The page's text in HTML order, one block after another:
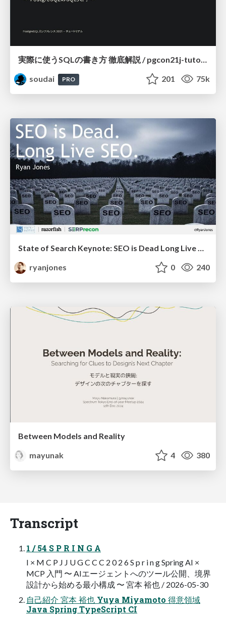
実際に使うSQLの書き方 徹底解説 / pgcon21j-tutorial
soudai
PRO 201 75k
State of Search Keynote: SEO is Dead Long Live SEO
ryanjones
0 240
Between Models and Reality
mayunak
4 380
Transcript
1 / 54 S P R I N G A
I × M C P J J U G C C C 2 0 2 6 S p r i n g Spring AI ×
MCP 入門 〜 AIエージェントへのツール公開、境界
設計から始める最小構成 〜 宮本 裕也 / 2026-05-30
自己紹介 宮本 裕也 Yuya Miyamoto 得意領域
Java Spring TypeScript CI